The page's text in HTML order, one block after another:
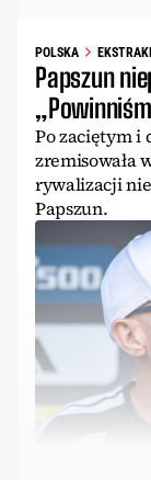
POLSKA
Papszun
Po zaciętym i
zremisowała
rywalizacji
Papszun.